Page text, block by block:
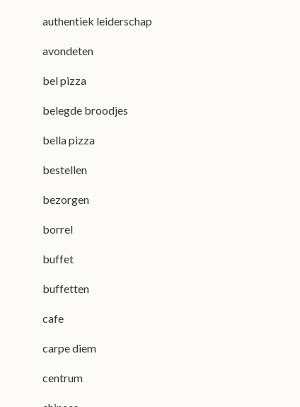
authentiek leiderschap
avondeten
bel pizza
belegde broodjes
bella pizza
bestellen
bezorgen
borrel
buffet
buffetten
cafe
carpe diem
centrum